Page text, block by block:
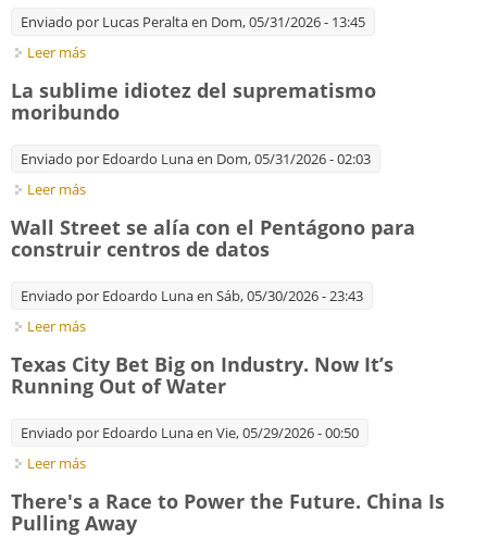
Enviado por Lucas Peraltaen Dom, 05/31/2026 - 13:45
Leer más
La sublime idiotez del suprematismo
moribundo
Enviado por Edoardo Lunaen Dom, 05/31/2026 - 02:03
Leer más
Wall Street se alía con el Pentágono para
construir centros de datos
Enviado por Edoardo Lunaen Sáb, 05/30/2026 - 23:43
Leer más
Texas City Bet Big on Industry. Now It’s
Running Out of Water
Enviado por Edoardo Lunaen Vie, 05/29/2026 - 00:50
Leer más
There's a Race to Power the Future. China Is
Pulling Away